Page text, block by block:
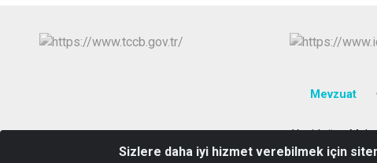
Mevzuat
Yenidoğan
Sizlere daha iyi hizmet verebilmek için